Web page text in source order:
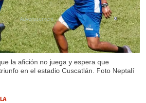
la afición no juega y espera que
en el estadio Cuscatlán. Foto Neptalí
X